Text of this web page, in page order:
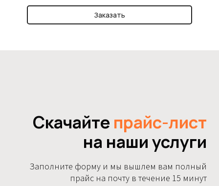
Заказать
Скачайте прайс-лист
на наши услуги
Заполните форму и мы вышлем вам полный
прайс на почту в течение 15 минут